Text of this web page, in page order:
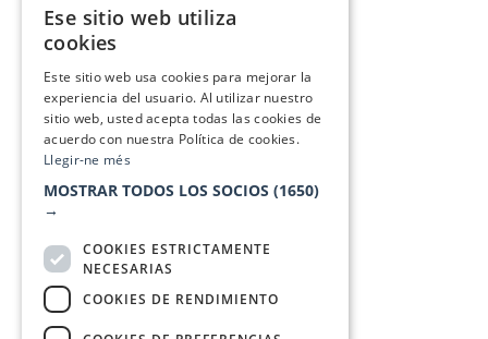
Ese sitio web utiliza
cookies
Este sitio web usa cookies para mejorar la
experiencia del usuario. Al utilizar nuestro
sitio web, usted acepta todas las cookies de
acuerdo con nuestra Política de cookies.
Llegir-ne més
MOSTRAR TODOS LOS SOCIOS (1650)
→
COOKIES ESTRICTAMENTE
NECESARIAS
COOKIES DE RENDIMIENTO